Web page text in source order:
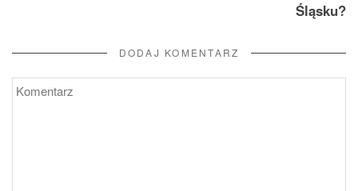
Śląsku?
DODAJ KOMENTARZ